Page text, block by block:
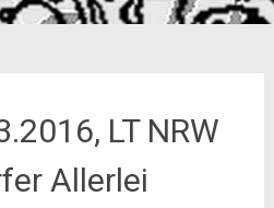
LT NRW
Allerlei